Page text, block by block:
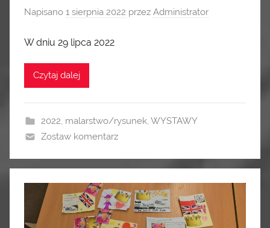
Napisano 1 sierpnia 2022 przez Administrator
W dniu 29 lipca 2022
Czytaj dalej
2022, malarstwo/rysunek, WYSTAWY
Zostaw komentarz